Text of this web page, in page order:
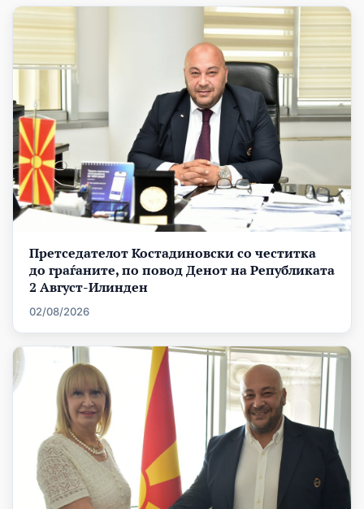
Претседателот Костадиновски со честитка
до граѓаните, по повод Денот на Републиката
2 Август-Илинден
02/08/2026